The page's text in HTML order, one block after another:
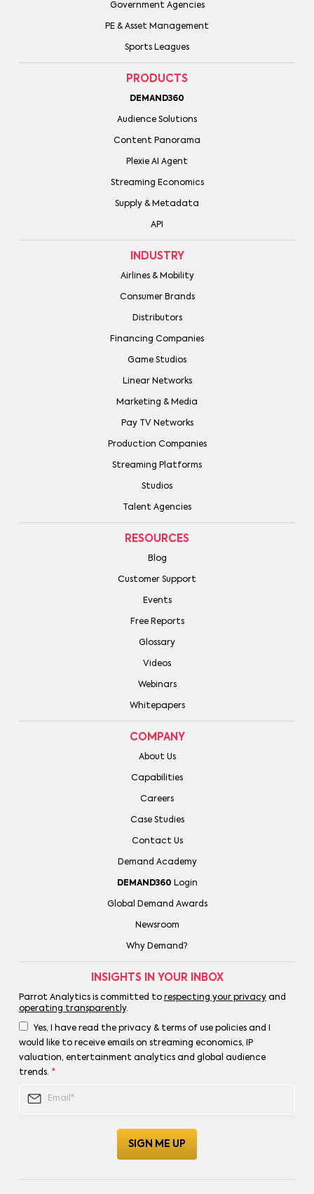
Government Agencies
PE & Asset Management
Sports Leagues
PRODUCTS
DEMAND360
Audience Solutions
Content Panorama
Plexie AI Agent
Streaming Economics
Supply & Metadata
API
INDUSTRY
Airlines & Mobility
Consumer Brands
Distributors
Financing Companies
Game Studios
Linear Networks
Marketing & Media
Pay TV Networks
Production Companies
Streaming Platforms
Studios
Talent Agencies
RESOURCES
Blog
Customer Support
Events
Free Reports
Glossary
Videos
Webinars
Whitepapers
COMPANY
About Us
Capabilities
Careers
Case Studies
Contact Us
Demand Academy
DEMAND360 Login
Global Demand Awards
Newsroom
Why Demand?
INSIGHTS IN YOUR INBOX
Parrot Analytics is committed to respecting your privacyand
operating transparently.
Yes, I have read the privacy & terms of use policies and I
would like to receive emails on streaming economics, IP
valuation, entertainment analytics and global audience
trends. *